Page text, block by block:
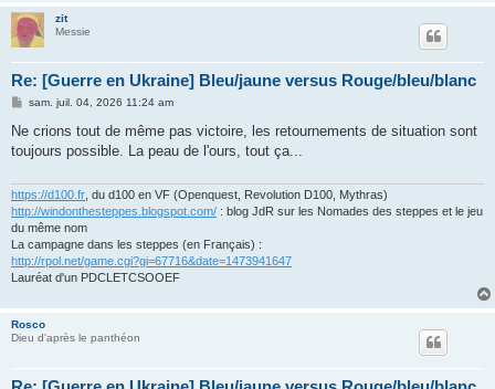
zit
Messie
Re: [Guerre en Ukraine] Bleu/jaune versus Rouge/bleu/blanc
M
s
a
sam. juil. 04, 2026 11:24 am
Ne crions tout de même pas victoire, les retournements de situation sont
toujours possible. La peau de l'ours, tout ça...
https://d100.fr, du d100 en VF (Openquest, Revolution D100, Mythras)
http://windonthesteppes.blogspot.com/ : blog JdR sur les Nomades des steppes et le jeu
du même nom
La campagne dans les steppes (en Français) :
http://rpol.net/game.cgi?gi=67716&date=1473941647
Lauréat d'un PDCLETCSOOEF
Rosco
Dieu d'après le panthéon